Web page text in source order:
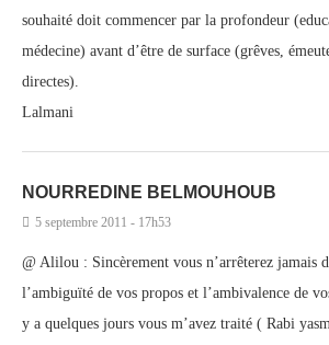
souhaité doit commencer par la profondeur
médecine) avant d’être de surface (grêves,
directes).
Lalmani
NOURREDINE BELMOUHOUB
5 septembre 2011 - 17h53
@ Alilou : Sincèrement vous n’arrêterez jamais
l’ambiguïté de vos propos et l’ambivalence de
y a quelques jours vous m’avez traité ( Rabi